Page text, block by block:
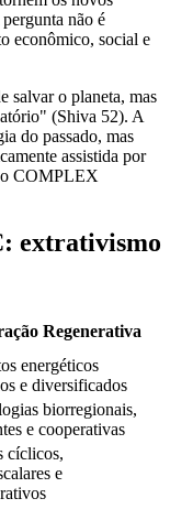
não é
econômico, social e
salvar o planeta, mas
(Shiva 52). A
do passado, mas
assistida por
o COMPLEX
extrativismo
Regenerativa
energéticos
e diversificados
biorregionais,
e cooperativas
cíclicos,
e